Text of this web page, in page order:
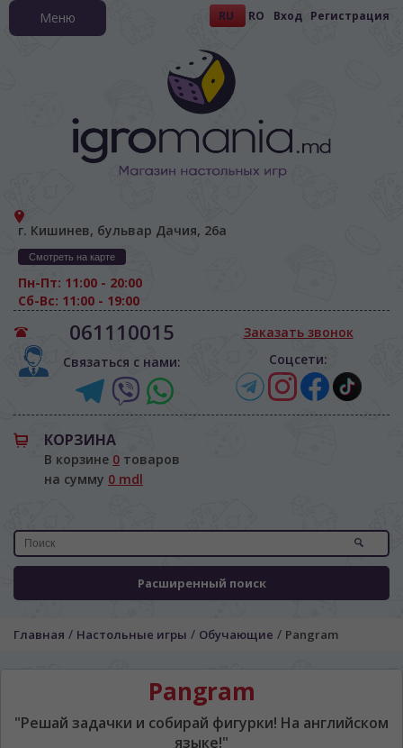
RU RO Вход Регистрация
г. Кишинев, бульвар Дачия, 26а
Смотреть на карте
Пн-Пт: 11:00 - 20:00
Сб-Вс: 11:00 - 19:00
061110015
Связаться с нами:
Заказать звонок
Соцсети:
КОРЗИНА
В корзине 0 товаров
на сумму 0 mdl
Расширенный поиск
Меню
Главная / Настольные игры / Обучающие / Pangram
Pangram
"Решай задачки и собирай фигурки! На английском
языке!"
ЯЗЫК САЙТА / LIMBA SITE-ULUI